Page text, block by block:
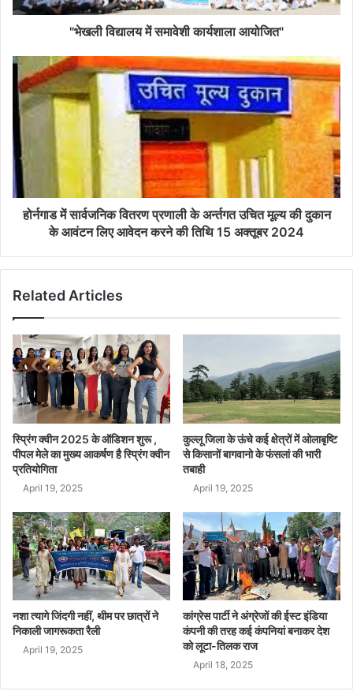
"भेखली विद्यालय में समावेशी कार्यशाला आयोजित"
होर्नगाड में सार्वजनिक वितरण प्रणाली के अर्न्तगत उचित मूल्य की दुकान
के आवंटन लिए आवेदन करने की तिथि 15 अक्तूबर 2024
Related Articles
स्प्रिंग क्वीन 2025 के ऑडिशन शुरू ,
पीपल मेले का मुख्य आकर्षण है स्प्रिंग क्वीन
प्रतियोगिता
April 19, 2025
कुल्लू जिला के ऊंचे कई क्षेत्रों में ओलाबृष्टि
से किसानों बागवानो के फंसलां की भारी
तबाही
April 19, 2025
नशा त्यागे जिंदगी नहीं, थीम पर छात्रों ने
निकाली जागरूकता रैली
April 19, 2025
कांग्रेस पार्टी ने अंग्रेजों की ईस्ट इंडिया
कंपनी की तरह कई कंपनियां बनाकर देश
को लूटा-तिलक राज
April 18, 2025